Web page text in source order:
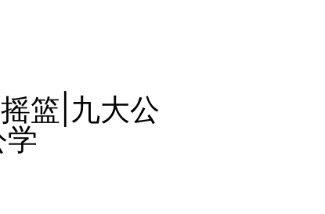
篮|九大公